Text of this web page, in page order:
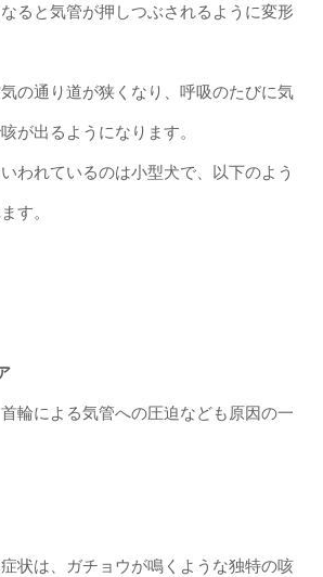
ると気管が押しつぶされるように変形
の通り道が狭くなり、呼吸のたびに気
が出るようになります。
われているのは小型犬で、以下のよう
す。
輪による気管への圧迫なども原因の一
状は、ガチョウが鳴くような独特の咳